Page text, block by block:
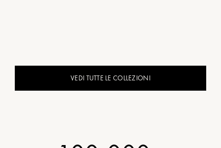
VEDI TUTTE LE COLLEZIONI